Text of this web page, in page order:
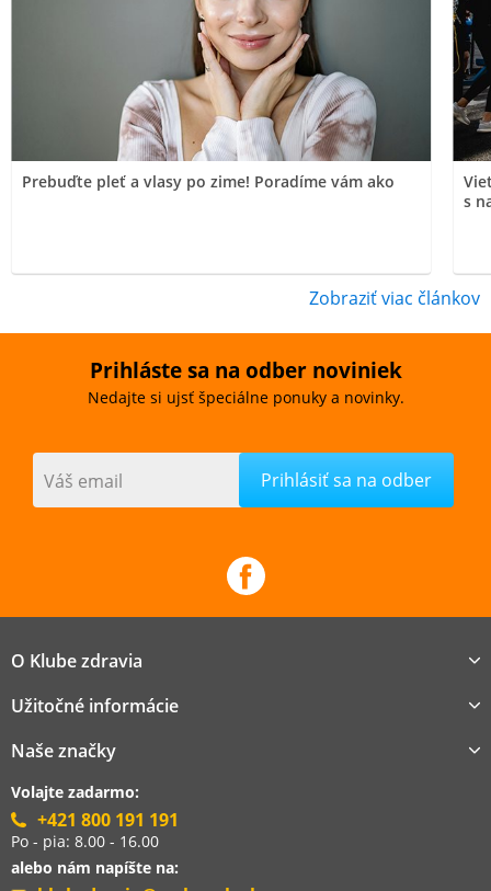
Prebuďte pleť a vlasy po zime! Poradíme vám ako
s
Zobraziť viac článkov
Prihláste sa na odber noviniek
Nedajte si ujsť špeciálne ponuky a novinky.
Váš email
O Klube zdravia
Užitočné informácie
Naše značky
Volajte zadarmo:
+421 800 191 191
Po - pia: 8.00 - 16.00
alebo nám napíšte na: